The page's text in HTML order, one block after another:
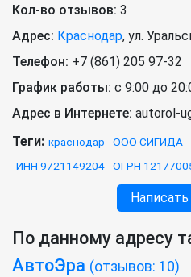
Кол-во отзывов: 3
Адрес: Краснодар, ул.
Телефон: +7 (861) 205 97-32
График работы: с 9:00 до
Адрес в Интернете: autorol-
Теги: краснодар ООО СИГИДА
ИНН 9721149204
ОГРН
По данному адресу
АвтоЭра (отзывов: 10)